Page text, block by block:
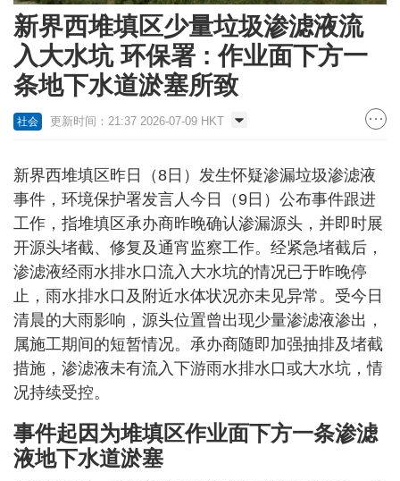
新界西堆填区少量垃圾渗滤液流
入大水坑 环保署 : 作业面下方一
条地下水道淤塞所致
社会 更新时间：21:37 2026-07-09 HKT
新界西堆填区昨日（8日）发生怀疑渗漏垃圾渗滤液
事件，环境保护署发言人今日（9日）公布事件跟进
工作，指堆填区承办商昨晚确认渗漏源头，并即时展
开源头堵截、修复及通宵监察工作。经紧急堵截后，
渗滤液经雨水排水口流入大水坑的情况已于昨晚停
止，雨水排水口及附近水体状况亦未见异常。受今日
清晨的大雨影响，源头位置曾出现少量渗滤液渗出，
属施工期间的短暂情况。承办商随即加强抽排及堵截
措施，渗滤液未有流入下游雨水排水口或大水坑，情
况持续受控。
事件起因为堆填区作业面下方一条渗滤
液地下水道淤塞